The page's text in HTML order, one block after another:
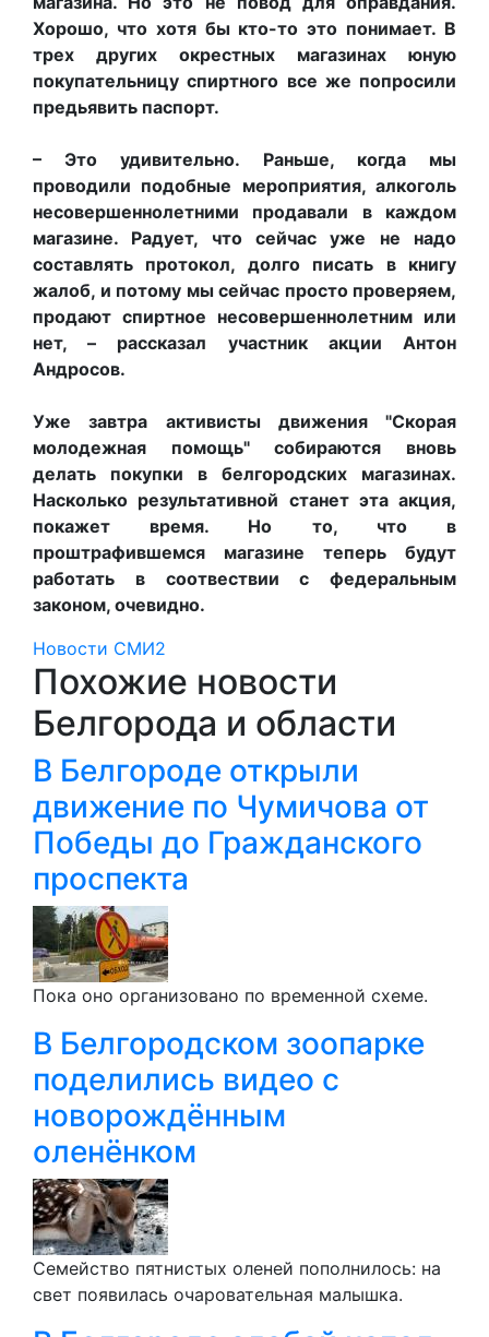
Хорошо, что хотя бы кто-то это понимает. В
трех других окрестных магазинах юную
покупательницу спиртного все же попросили
предьявить паспорт.
– Это удивительно. Раньше, когда мы
проводили подобные мероприятия, алкоголь
несовершеннолетними продавали в каждом
магазине. Радует, что сейчас уже не надо
составлять протокол, долго писать в книгу
жалоб, и потому мы сейчас просто проверяем,
продают спиртное несовершеннолетним или
нет, – рассказал участник акции Антон
Андросов.
Уже завтра активисты движения "Скорая
молодежная помощь" собираются вновь
делать покупки в белгородских магазинах.
Насколько результативной станет эта акция,
покажет время. Но то, что в
проштрафившемся магазине теперь будут
работать в соотвествии с федеральным
законом, очевидно.
Новости СМИ2
Похожие новости
Белгорода и области
В Белгороде открыли
движение по Чумичова от
Победы до Гражданского
проспекта
Пока оно организовано по временной схеме.
В Белгородском зоопарке
поделились видео с
новорождённым
оленёнком
Семейство пятнистых оленей пополнилось: на
свет появилась очаровательная малышка.